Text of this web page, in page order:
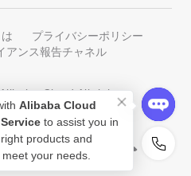
プライバシーポリシー
アンス報告チャネル
Cloud All rights
Alibaba Cloud
to assist you in
products and
your needs.